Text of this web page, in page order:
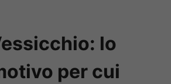
lo
per cui